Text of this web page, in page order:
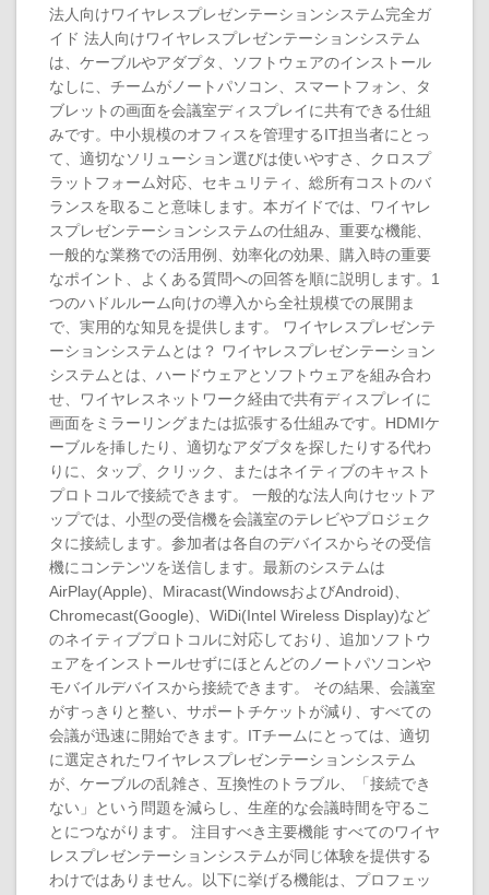
法人向けワイヤレスプレゼンテーションシステム完全ガ
イド 法人向けワイヤレスプレゼンテーションシステム
は、ケーブルやアダプタ、ソフトウェアのインストール
なしに、チームがノートパソコン、スマートフォン、タ
ブレットの画面を会議室ディスプレイに共有できる仕組
みです。中小規模のオフィスを管理するIT担当者にとっ
て、適切なソリューション選びは使いやすさ、クロスプ
ラットフォーム対応、セキュリティ、総所有コストのバ
ランスを取ること意味します。本ガイドでは、ワイヤレ
スプレゼンテーションシステムの仕組み、重要な機能、
一般的な業務での活用例、効率化の効果、購入時の重要
なポイント、よくある質問への回答を順に説明します。1
つのハドルルーム向けの導入から全社規模での展開ま
で、実用的な知見を提供します。 ワイヤレスプレゼンテ
ーションシステムとは？ ワイヤレスプレゼンテーション
システムとは、ハードウェアとソフトウェアを組み合わ
せ、ワイヤレスネットワーク経由で共有ディスプレイに
画面をミラーリングまたは拡張する仕組みです。HDMIケ
ーブルを挿したり、適切なアダプタを探したりする代わ
りに、タップ、クリック、またはネイティブのキャスト
プロトコルで接続できます。 一般的な法人向けセットア
ップでは、小型の受信機を会議室のテレビやプロジェク
タに接続します。参加者は各自のデバイスからその受信
機にコンテンツを送信します。最新のシステムは
AirPlay(Apple)、Miracast(WindowsおよびAndroid)、
Chromecast(Google)、WiDi(Intel Wireless Display)など
のネイティブプロトコルに対応しており、追加ソフトウ
ェアをインストールせずにほとんどのノートパソコンや
モバイルデバイスから接続できます。 その結果、会議室
がすっきりと整い、サポートチケットが減り、すべての
会議が迅速に開始できます。ITチームにとっては、適切
に選定されたワイヤレスプレゼンテーションシステム
が、ケーブルの乱雑さ、互換性のトラブル、「接続でき
ない」という問題を減らし、生産的な会議時間を守るこ
とにつながります。 注目すべき主要機能 すべてのワイヤ
レスプレゼンテーションシステムが同じ体験を提供する
わけではありません。以下に挙げる機能は、プロフェッ